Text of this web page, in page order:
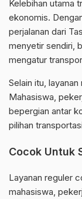
Kelebihan utama
ekonomis.
perjalanan dari
menyetir sendiri,
mengatur
Selain itu,
Mahasiswa,
bepergian antar
pilihan
Cocok Untuk
Layanan reguler
mahasiswa,